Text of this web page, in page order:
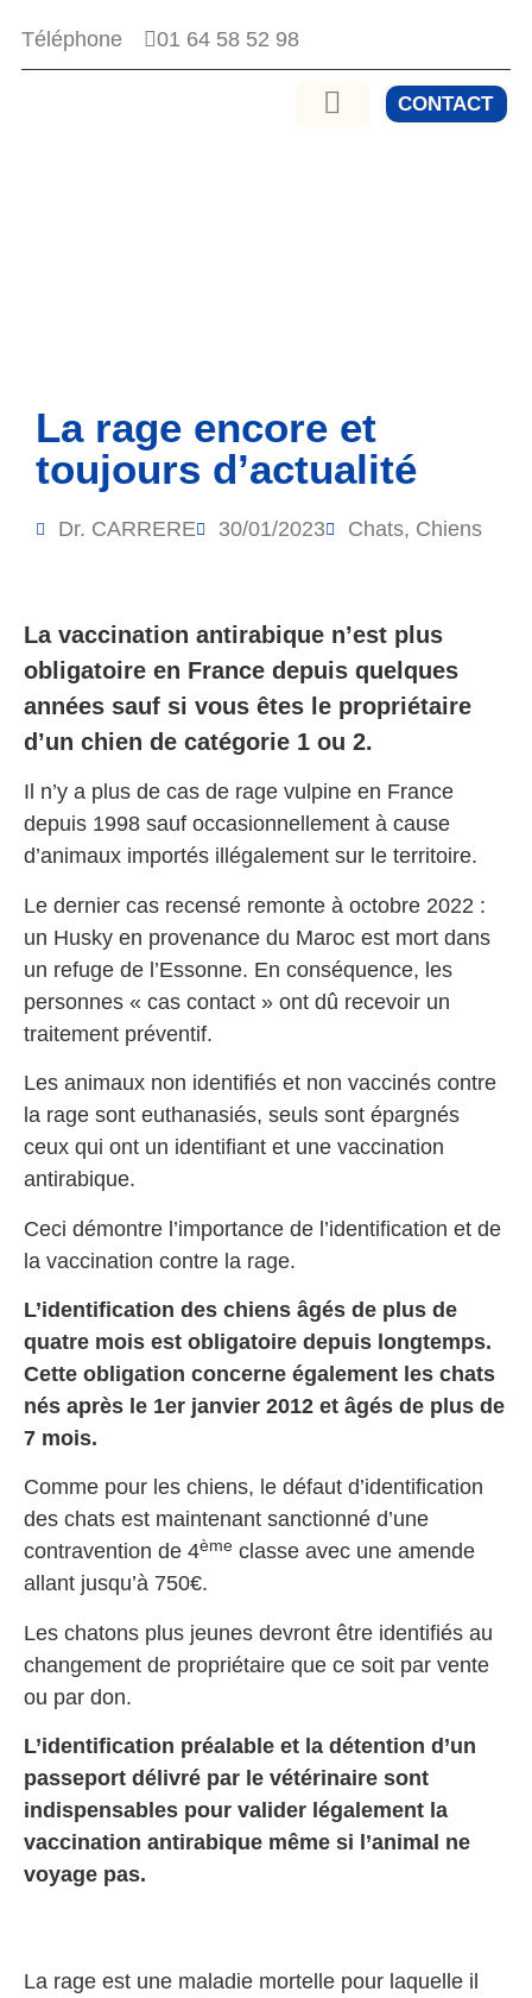
Téléphone 01 64 58 52 98
CONTACT
La rage encore et
toujours d’actualité
Dr. CARRERE 30/01/2023 Chats, Chiens
La vaccination antirabique n’est plus
obligatoire en France depuis quelques
années sauf si vous êtes le propriétaire
d’un chien de catégorie 1 ou 2.
Il n’y a plus de cas de rage vulpine en France
depuis 1998 sauf occasionnellement à cause
d’animaux importés illégalement sur le territoire.
Le dernier cas recensé remonte à octobre 2022 :
un Husky en provenance du Maroc est mort dans
un refuge de l’Essonne. En conséquence, les
personnes « cas contact » ont dû recevoir un
traitement préventif.
Les animaux non identifiés et non vaccinés contre
la rage sont euthanasiés, seuls sont épargnés
ceux qui ont un identifiant et une vaccination
antirabique.
Ceci démontre l’importance de l’identification et de
la vaccination contre la rage.
L’identification des chiens âgés de plus de
quatre mois est obligatoire depuis longtemps.
Cette obligation concerne également les chats
nés après le 1er janvier 2012 et âgés de plus de
7 mois.
Comme pour les chiens, le défaut d’identification
des chats est maintenant sanctionné d’une
contravention de 4ème classe avec une amende
allant jusqu’à 750€.
Les chatons plus jeunes devront être identifiés au
changement de propriétaire que ce soit par vente
ou par don.
L’identification préalable et la détention d’un
passeport délivré par le vétérinaire sont
indispensables pour valider légalement la
vaccination antirabique même si l’animal ne
voyage pas.
La rage est une maladie mortelle pour laquelle il